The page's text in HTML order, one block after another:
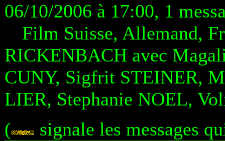
06/10/2006 à 17:00, 1
Film Suisse, Allemand,
RICKENBACH avec
CUNY, Sigfrit STEINER,
LIER, Stephanie NOEL,
(
signale les messages